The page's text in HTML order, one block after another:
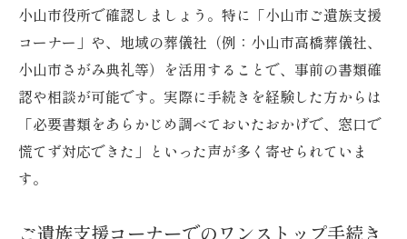
小山市役所で確認しましょう。特に「小山市ご遺族支援
コーナー」や、地域の葬儀社（例：小山市高橋葬儀社、
小山市さがみ典礼等）を活用することで、事前の書類確
認や相談が可能です。実際に手続きを経験した方からは
「必要書類をあらかじめ調べておいたおかげで、窓口で
慌てず対応できた」といった声が多く寄せられていま
す。
ご遺族支援コーナーでのワンストップ手続き